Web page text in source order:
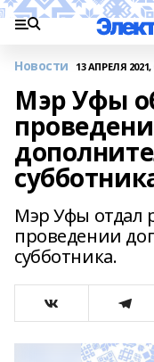
Новости 13 АПРЕЛЯ 2021,
Мэр Уфы
Мэр Уфы отдал
проведении
субботника.